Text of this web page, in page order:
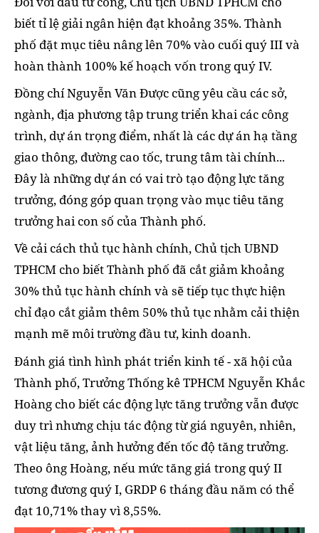
biết tỉ lệ giải ngân hiện đạt khoảng 35%. Thành
phố đặt mục tiêu nâng lên 70% vào cuối quý III và
hoàn thành 100% kế hoạch vốn trong quý IV.
Đồng chí Nguyễn Văn Được cũng yêu cầu các sở,
ngành, địa phương tập trung triển khai các công
trình, dự án trọng điểm, nhất là các dự án hạ tầng
giao thông, đường cao tốc, trung tâm tài chính...
Đây là những dự án có vai trò tạo động lực tăng
trưởng, đóng góp quan trọng vào mục tiêu tăng
trưởng hai con số của Thành phố.
Về cải cách thủ tục hành chính, Chủ tịch UBND
TPHCM cho biết Thành phố đã cắt giảm khoảng
30% thủ tục hành chính và sẽ tiếp tục thực hiện
chỉ đạo cắt giảm thêm 50% thủ tục nhằm cải thiện
mạnh mẽ môi trường đầu tư, kinh doanh.
Đánh giá tình hình phát triển kinh tế - xã hội của
Thành phố, Trưởng Thống kê TPHCM Nguyễn Khắc
Hoàng cho biết các động lực tăng trưởng vẫn được
duy trì nhưng chịu tác động từ giá nguyên, nhiên,
vật liệu tăng, ảnh hưởng đến tốc độ tăng trưởng.
Theo ông Hoàng, nếu mức tăng giá trong quý II
tương đương quý I, GRDP 6 tháng đầu năm có thể
đạt 10,71% thay vì 8,55%.